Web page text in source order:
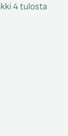
4 tulosta